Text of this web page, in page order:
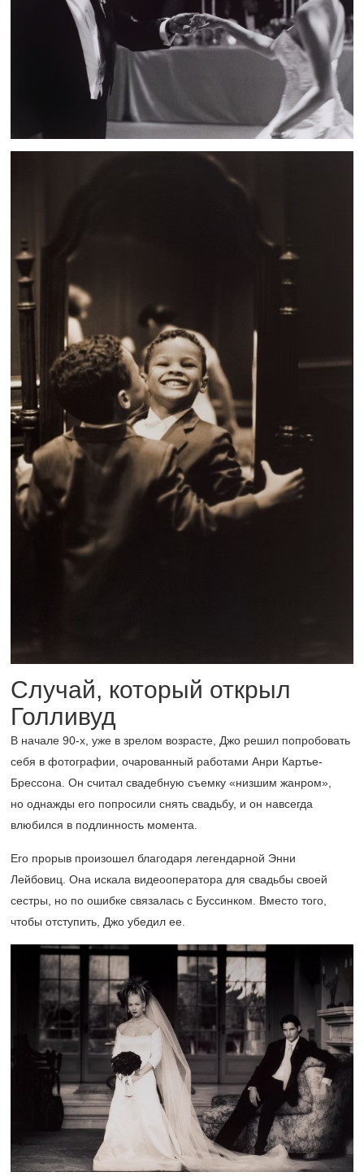
Случай, который открыл
Голливуд
В начале 90-х, уже в зрелом возрасте, Джо решил попробовать
себя в фотографии, очарованный работами Анри Картье-
Брессона. Он считал свадебную съемку «низшим жанром»,
но однажды его попросили снять свадьбу, и он навсегда
влюбился в подлинность момента.
Его прорыв произошел благодаря легендарной Энни
Лейбовиц. Она искала видеооператора для свадьбы своей
сестры, но по ошибке связалась с Буссинком. Вместо того,
чтобы отступить, Джо убедил ее.